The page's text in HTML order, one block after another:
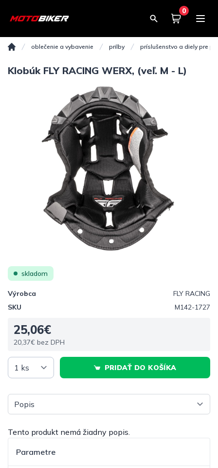
0
Košík 0,00€
oblečenie a vybavenie prilby príslušenstvo a diely pre
Klobúk FLY RACING WERX, (veľ. M - L)
skladom
Výrobca
FLY RACING
SKU
M142-1727
25,06€
20,37€ bez DPH
PRIDAŤ DO KOŠÍKA
Vyberte tab
Tento produkt nemá žiadny popis.
Parametre